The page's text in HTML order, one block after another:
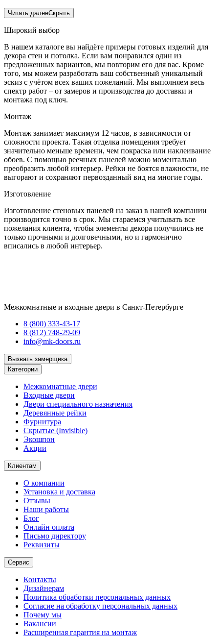
Читать далееСкрыть
Широкий выбор
В нашем каталоге вы найдёте примеры готовых изделий для
декора стен и потолка. Если вам понравился один из
предложенных вариантов, мы повторим его для вас. Кроме
того, мы можем разработать ваш собственный уникальный
эскиз с учётом всех ваших пожеланий. Мы выполняем весь
спектр работ – от замеров и производства до доставки и
монтажа под ключ.
Монтаж
Монтаж занимает максимум 12 часов, в зависимости от
сложности проекта. Такая отделка помещения требует
значительно меньше времени, чем покраска или наклеивание
обоев. С помощью реечных панелей можно моментально
преобразить любой интерьер. Рейки не боятся влажности, не
выгорают и сохраняют первозданный вид на многие годы.
Изготовление
Изготовление стеновых панелей на заказ в нашей компании
производится точно в срок. Мы стараемся учитывать все
пожелания клиента, чтобы элементы декора получились не
только прочными и долговечными, но и гармонично
вписались в любой интерьер.
Межкомнатные и входные двери в Санкт-Петербурге
8 (800) 333-43-17
8 (812) 748-29-09
info@mk-doors.ru
Вызвать замерщика
Категории
Межкомнатные двери
Входные двери
Двери специального назначения
Деревянные рейки
Фурнитура
Скрытые (Invisible)
Экошпон
Акции
Клиентам
О компании
Установка и доставка
Отзывы
Наши работы
Блог
Онлайн оплата
Письмо директору
Реквизиты
Сервис
Контакты
Дизайнерам
Политика обработки персональных данных
Согласие на обработку персональных данных
Почему мы
Вакансии
Расширенная гарантия на монтаж